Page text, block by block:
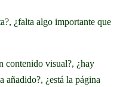
¿falta algo importante que
contenido visual?, ¿hay
añadido?, ¿está la página